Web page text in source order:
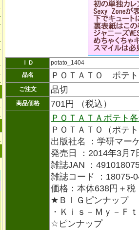
ＩＤ
potato_1404
品名
ＰＯＴＡＴＯ ポテ
ご注文 品切
商品価格 701円 （税込）
ＰＯＴＡＴＡポテト
ＰＯＴＡＴＯ（ポテ
出版社名 ：学研マー
発売日 ：2014年3月7
雑誌JAN ：
雑誌コード ：18075-
価格：本体638円＋税
★ＢＩＧピンナップ
・Ｋｉｓ－Ｍｙ－Ｆ
☆ピンナップ